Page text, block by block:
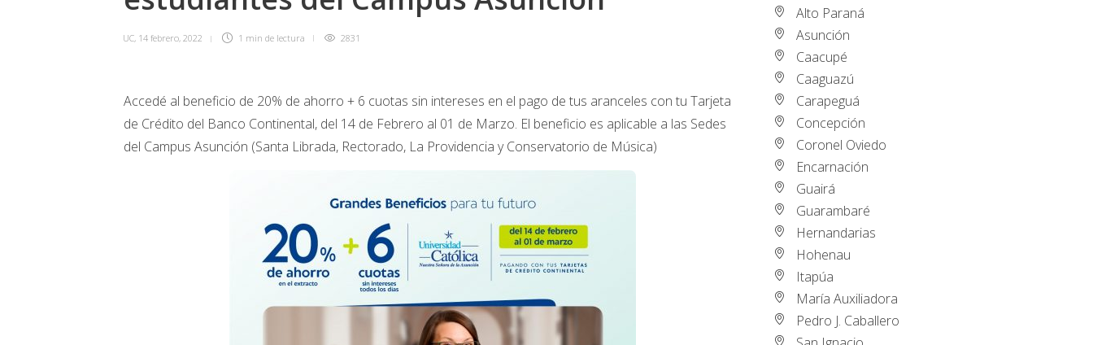
UC, 14 febrero, 2022 1 min de lectura 2831
Accedé al beneficio de 20% de ahorro + 6 cuotas sin intereses en el pago de tus aranceles con tu Tarjeta
de Crédito del Banco Continental, del 14 de Febrero al 01 de Marzo. El beneficio es aplicable a las Sedes
del Campus Asunción (Santa Librada, Rectorado, La Providencia y Conservatorio de Música)
Alto Paraná
Asunción
Caacupé
Caaguazú
Carapeguá
Concepción
Coronel Oviedo
Encarnación
Guairá
Guarambaré
Hernandarias
Hohenau
Itapúa
María Auxiliadora
Pedro J. Caballero